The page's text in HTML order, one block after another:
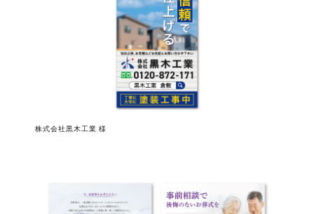
株式会社黒木工業 様